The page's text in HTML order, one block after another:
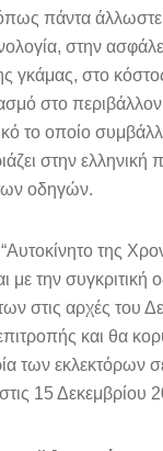
όπως πάντα
στην
γκάμας, στο
στο
το οποίο
στην ελληνική
οδηγών.
της
με την
στις αρχές του
και θα
των εκλεκτόρων
15 Δεκεμβρίου